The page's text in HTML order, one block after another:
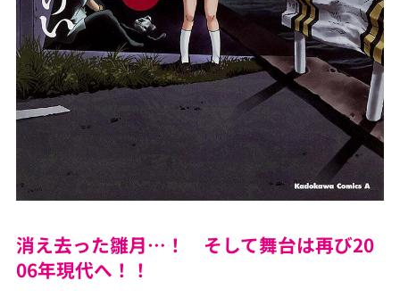
消え去った雛月…！ そして舞台は再び20
06年現代へ！！